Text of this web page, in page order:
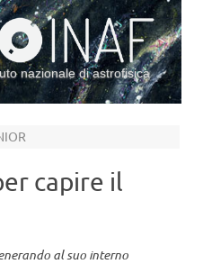
nazionale di astrofisica
capire il
al suo interno